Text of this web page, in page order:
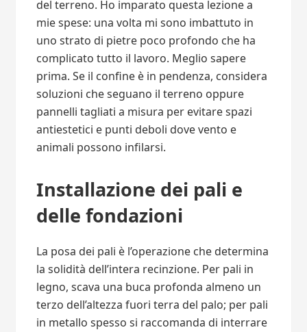
del terreno. Ho imparato questa lezione a
mie spese: una volta mi sono imbattuto in
uno strato di pietre poco profondo che ha
complicato tutto il lavoro. Meglio sapere
prima. Se il confine è in pendenza, considera
soluzioni che seguano il terreno oppure
pannelli tagliati a misura per evitare spazi
antiestetici e punti deboli dove vento e
animali possono infilarsi.
Installazione dei pali e
delle fondazioni
La posa dei pali è l’operazione che determina
la solidità dell’intera recinzione. Per pali in
legno, scava una buca profonda almeno un
terzo dell’altezza fuori terra del palo; per pali
in metallo spesso si raccomanda di interrare